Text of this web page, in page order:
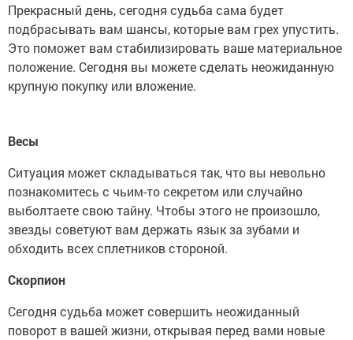
Прекрасный день, сегодня судьба сама будет
подбрасывать вам шансы, которые вам грех упустить.
Это поможет вам стабилизировать ваше материальное
положение. Сегодня вы можете сделать неожиданную
крупную покупку или вложение.
Весы
Ситуация может складываться так, что вы невольно
познакомитесь с чьим-то секретом или случайно
выболтаете свою тайну. Чтобы этого не произошло,
звезды советуют вам держать язык за зубами и
обходить всех сплетников стороной.
Скорпион
Сегодня судьба может совершить неожиданный
поворот в вашей жизни, открывая перед вами новые